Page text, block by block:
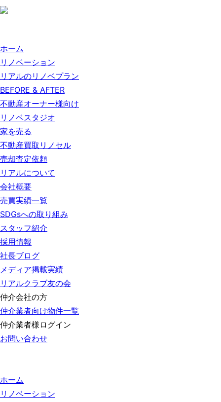
ホーム
リノベーション
リアルのリノベプラン
BEFORE & AFTER
不動産オーナー様向け
リノベスタジオ
家を売る
不動産買取リノセル
売却査定依頼
リアルについて
会社概要
売買実績一覧
SDGsへの取り組み
スタッフ紹介
採用情報
社長ブログ
メディア掲載実績
リアルクラブ友の会
仲介会社の方
仲介業者向け物件一覧
仲介業者様ログイン
お問い合わせ
ホーム
リノベーション